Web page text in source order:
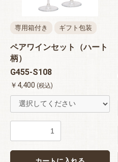
専用箱付き ギフト包装
ペアワインセット（ハート
柄）
G455-S108
￥4,400 (税込)